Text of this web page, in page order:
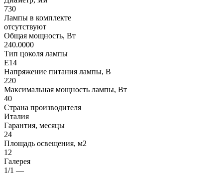
730
Лампы в комплекте
отсутствуют
Общая мощность, Вт
240.0000
Тип цоколя лампы
E14
Напряжение питания лампы, В
220
Максимальная мощность лампы, Вт
40
Страна производителя
Италия
Гарантия, месяцы
24
Площадь освещения, м2
12
Галерея
1/1 —